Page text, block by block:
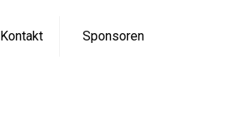
Kontakt Sponsoren